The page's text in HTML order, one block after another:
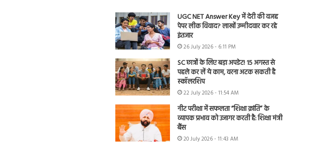
UGC NET Answer Key में देरी की वजह
पेपर लीक विवाद? लाखों उम्मीदवार कर रहे
इंतजार
26 July 2026 - 6:11 PM
SC छात्रों के लिए बड़ा अपडेट! 15 अगस्त से
पहले कर लें ये काम, वरना अटक सकती है
स्कॉलरशिप
22 July 2026 - 11:54 AM
नीट परीक्षा में सफलता “शिक्षा क्रांति” के
व्यापक प्रभाव को उजागर करती है: शिक्षा मंत्री
बैंस
20 July 2026 - 11:43 AM